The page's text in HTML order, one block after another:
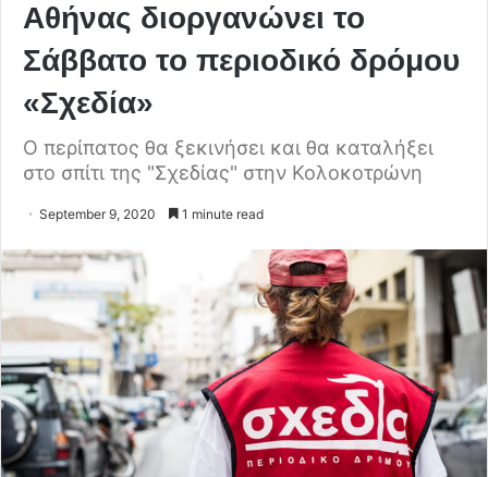
Αθήνας διοργανώνει το
Σάββατο το περιοδικό δρόμου
«Σχεδία»
Ο περίπατος θα ξεκινήσει και θα καταλήξει
στο σπίτι της "Σχεδίας" στην Κολοκοτρώνη
September 9, 2020 1 minute read